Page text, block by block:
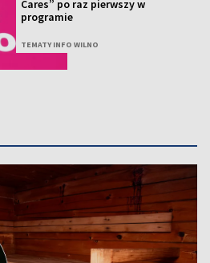
Cares” po raz pierwszy w
programie
TEMATY INFO WILNO